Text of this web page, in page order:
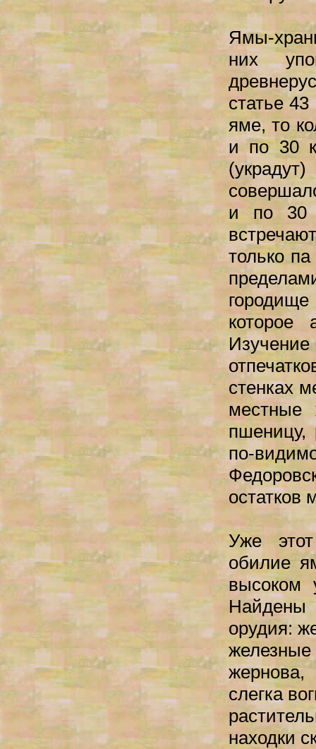
Ямы-
них
статье
яме, то
и по 30
и по 30
только
которое
стенках
местные
пшеницу,
по-
остатков
Уже
обилие
высоком
орудия:
жернова,
слегка
находки